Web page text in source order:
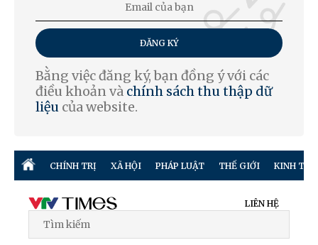
ĐĂNG KÝ
Bằng việc đăng ký, bạn đồng ý với các
điều khoản và chính sách thu thập dữ
liệu của website.
CHÍNH TRỊ XÃ HỘI PHÁP LUẬT THẾ GIỚI KINH TẾ
LIÊN HỆ